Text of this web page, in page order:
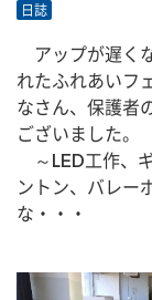
日誌
アップが遅く
れたふれあいフ
なさん、保護者
ございました。
～LED工作、
ントン、バレー
な・・・